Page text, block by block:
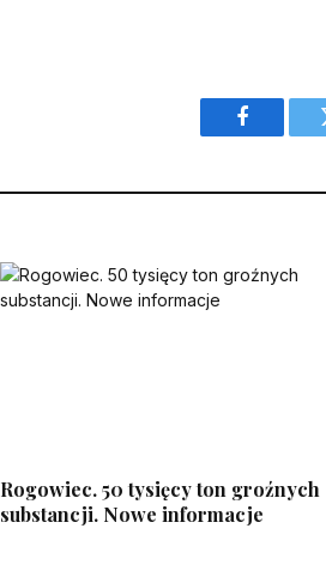
Facebook
Rogowiec. 50 tysięcy ton groźnych
substancji. Nowe informacje